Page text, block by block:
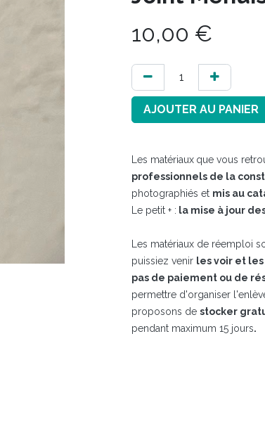
10,00 €
AJOUTER AU PANIER
Les matériaux que vous
professionnels de la
photographiés et mis au
Le petit + : la mise à jour
Les matériaux de réemploi
puissiez venir les voir et
pas de paiement ou de
permettre d'organiser
proposons de stocker
pendant maximum 15 jours​.